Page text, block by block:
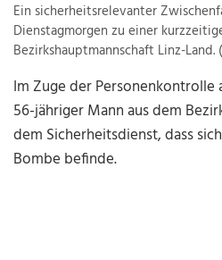
Ein sicherheitsrelevanter
Dienstagmorgen zu einer
Bezirkshauptmannschaft Linz-
Im Zuge der Personenkontrolle
56-jähriger Mann aus dem
dem Sicherheitsdienst, dass
Bombe befinde.